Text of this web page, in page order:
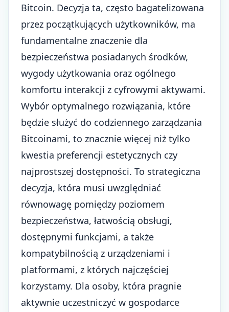
Bitcoin. Decyzja ta, często bagatelizowana
przez początkujących użytkowników, ma
fundamentalne znaczenie dla
bezpieczeństwa posiadanych środków,
wygody użytkowania oraz ogólnego
komfortu interakcji z cyfrowymi aktywami.
Wybór optymalnego rozwiązania, które
będzie służyć do codziennego zarządzania
Bitcoinami, to znacznie więcej niż tylko
kwestia preferencji estetycznych czy
najprostszej dostępności. To strategiczna
decyzja, która musi uwzględniać
równowagę pomiędzy poziomem
bezpieczeństwa, łatwością obsługi,
dostępnymi funkcjami, a także
kompatybilnością z urządzeniami i
platformami, z których najczęściej
korzystamy. Dla osoby, która pragnie
aktywnie uczestniczyć w gospodarce